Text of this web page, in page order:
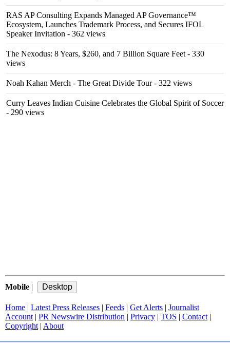
RAS AP Consulting Expands Managed AP Governance™
Ecosystem, Launches Trademark Process, and Secures IFOL
Speaker Invitation - 362 views
The Nexodus: 8 Years, $260, and 7 Billion Square Feet - 330
views
Noah Kahan Merch - The Great Divide Tour- 322 views
Curry Leaves Indian Cuisine Celebrates the Global Spirit of Soccer
- 290 views
Mobile |
Home | Latest Press Releases | Feeds | Get Alerts | Journalist
Account | PR Newswire Distribution | Privacy | TOS | Contact |
Copyright | About